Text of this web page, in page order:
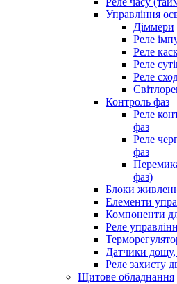
Управління
Діммери
Реле
Реле
Реле
Реле
Контроль фаз
Реле
фаз
Реле
фаз
фаз)
Блоки
Елементи
Компоненти
Реле
Датчики дощу,
Реле захисту
Щитове обладнання